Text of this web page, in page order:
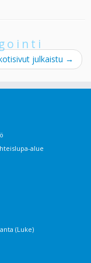
julkaistu →
alue
(Luke)